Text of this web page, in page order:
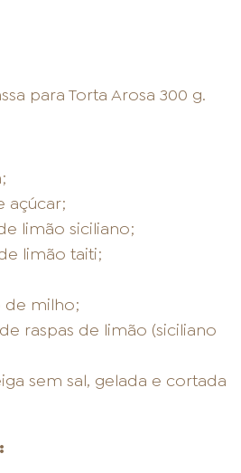
para Torta Arosa 300 g.
açúcar;
limão siciliano;
limão taiti;
milho;
raspas de limão (siciliano
sem sal, gelada e cortada